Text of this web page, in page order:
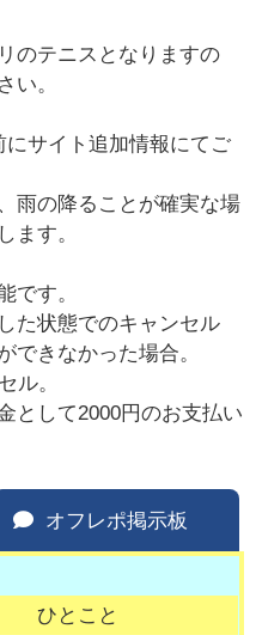
のテニスとなりますの
い。
サイト追加情報にてご
雨の降ることが確実な場
ます。
です。
た状態でのキャンセル
できなかった場合。
ル。
として2000円のお支払い
オフレポ掲示板
ひとこと